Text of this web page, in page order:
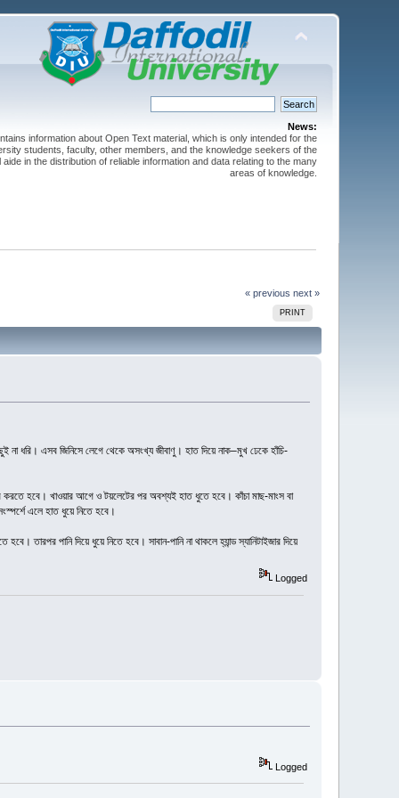
News:
information about Open Text material, which is only intended for the
students, faculty, other members, and the knowledge seekers of the
in the distribution of reliable information and data relating to the many
areas of knowledge.
« previous next »
PRINT
না ধরি। এসব জিনিসে লেগে থেকে অসংখ্য জীবাণু। হাত দিয়ে নাক–মুখ ঢেকে হাঁচি-
করতে হবে। খাওয়ার আগে ও টয়লেটের পর অবশ্যই হাত ধুতে হবে। কাঁচা মাছ-মাংস বা
এলে হাত ধুয়ে নিতে হবে।
তারপর পানি দিয়ে ধুয়ে নিতে হবে। সাবান-পানি না থাকলে হ্যান্ড স্যানিটাইজার দিয়ে
Logged
Logged